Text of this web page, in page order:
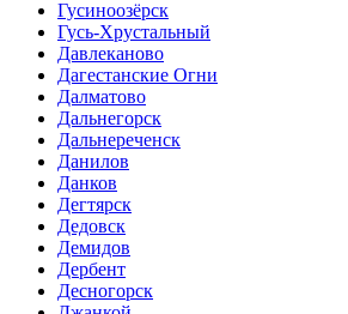
Гусиноозёрск
Гусь-Хрустальный
Давлеканово
Дагестанские Огни
Далматово
Дальнегорск
Дальнереченск
Данилов
Данков
Дегтярск
Дедовск
Демидов
Дербент
Десногорск